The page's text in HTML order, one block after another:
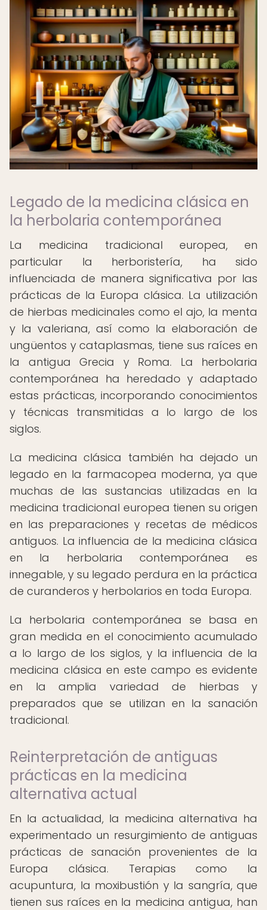
Legado de la medicina clásica en
la herbolaria contemporánea
La medicina tradicional europea, en
particular la herboristería, ha sido
influenciada de manera significativa por las
prácticas de la Europa clásica. La utilización
de hierbas medicinales como el ajo, la menta
y la valeriana, así como la elaboración de
ungüentos y cataplasmas, tiene sus raíces en
la antigua Grecia y Roma. La herbolaria
contemporánea ha heredado y adaptado
estas prácticas, incorporando conocimientos
y técnicas transmitidas a lo largo de los
siglos.
La medicina clásica también ha dejado un
legado en la farmacopea moderna, ya que
muchas de las sustancias utilizadas en la
medicina tradicional europea tienen su origen
en las preparaciones y recetas de médicos
antiguos. La influencia de la medicina clásica
en la herbolaria contemporánea es
innegable, y su legado perdura en la práctica
de curanderos y herbolarios en toda Europa.
La herbolaria contemporánea se basa en
gran medida en el conocimiento acumulado
a lo largo de los siglos, y la influencia de la
medicina clásica en este campo es evidente
en la amplia variedad de hierbas y
preparados que se utilizan en la sanación
tradicional.
Reinterpretación de antiguas
prácticas en la medicina
alternativa actual
En la actualidad, la medicina alternativa ha
experimentado un resurgimiento de antiguas
prácticas de sanación provenientes de la
Europa clásica. Terapias como la
acupuntura, la moxibustión y la sangría, que
tienen sus raíces en la medicina antigua, han